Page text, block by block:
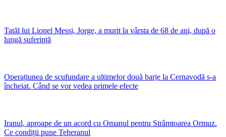
Tatăl lui Lionel Messi, Jorge, a murit la vârsta de 68 de ani, după o
lungă suferință
Operațiunea de scufundare a ultimelor două barje la Cernavodă s-a
încheiat. Când se vor vedea primele efecte
Iranul, aproape de un acord cu Omanul pentru Strâmtoarea Ormuz.
Ce condiții pune Teheranul